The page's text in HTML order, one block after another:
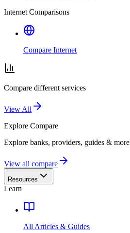
Internet Comparisons
Compare Internet
Compare different services
View All
Explore Compare
Explore banks, providers, guides & more
View all compare
Resources
Learn
All Articles & Guides